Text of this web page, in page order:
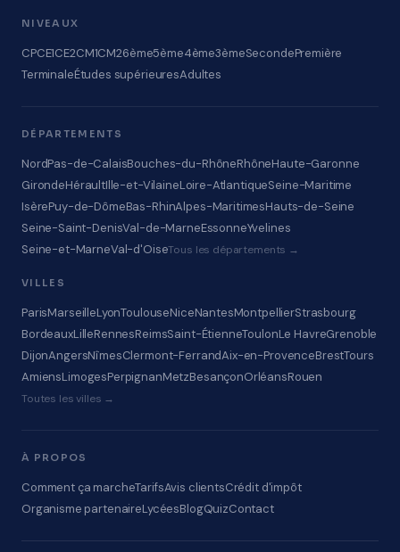
NIVEAUX
CPCE1CE2CM1CM26ème5ème4ème3èmeSecondePremière
TerminaleÉtudes supérieuresAdultes
DÉPARTEMENTS
NordPas-de-CalaisBouches-du-RhôneRhôneHaute-Garonne
GirondeHéraultIlle-et-VilaineLoire-AtlantiqueSeine-Maritime
IsèrePuy-de-DômeBas-RhinAlpes-MaritimesHauts-de-Seine
Seine-Saint-DenisVal-de-MarneEssonneYvelines
Seine-et-MarneVal-d'OiseTous les départements →
VILLES
ParisMarseilleLyonToulouseNiceNantesMontpellierStrasbourg
BordeauxLilleRennesReimsSaint-ÉtienneToulonLe HavreGrenoble
DijonAngersNîmesClermont-FerrandAix-en-ProvenceBrestTours
AmiensLimogesPerpignanMetzBesançonOrléansRouen
Toutes les villes →
À PROPOS
Comment ça marcheTarifsAvis clientsCrédit d'impôt
Organisme partenaireLycéesBlogQuizContact